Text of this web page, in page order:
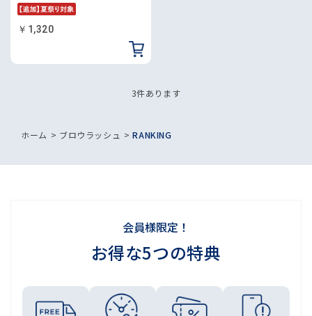
￥1,320
3件あります
ホーム > ブロウラッシュ >RANKING
会員様限定！
お得な5つの特典